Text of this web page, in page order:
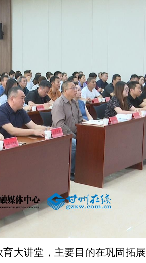
大讲堂，主要目的在巩固拓展